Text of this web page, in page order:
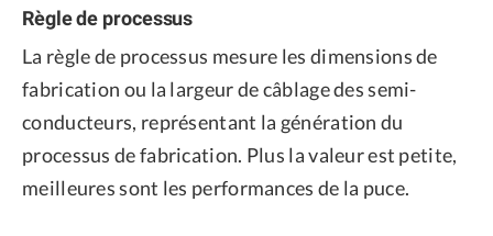
Règle de processus
La règle de processus mesure les dimensions de
fabrication ou la largeur de câblage des semi-
conducteurs, représentant la génération du
processus de fabrication. Plus la valeur est petite,
meilleures sont les performances de la puce.